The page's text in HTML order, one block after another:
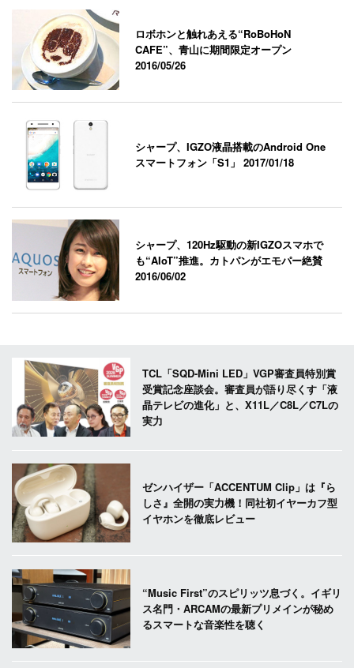
ロボホンと触れあえる“RoBoHoN
CAFE”、青山に期間限定オープン
2016/05/26
シャープ、IGZO液晶搭載のAndroid One
スマートフォン「S1」2017/01/18
シャープ、120Hz駆動の新IGZOスマホで
も“AIoT”推進。カトパンがエモパー絶賛
2016/06/02
TCL「SQD-Mini LED」VGP審査員特別賞
受賞記念座談会。審査員が語り尽くす「液
晶テレビの進化」と、X11L／C8L／C7Lの
実力
ゼンハイザー「ACCENTUM Clip」は『ら
しさ』全開の実力機！同社初イヤーカフ型
イヤホンを徹底レビュー
“Music First”のスピリッツ息づく。イギリ
ス名門・ARCAMの最新プリメインが秘め
るスマートな音楽性を聴く